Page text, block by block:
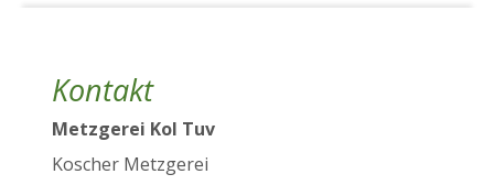
Kontakt
Metzgerei Kol Tuv
Koscher Metzgerei